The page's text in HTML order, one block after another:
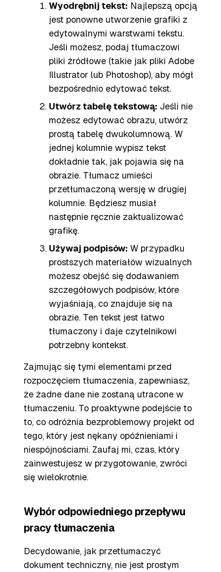
Wyodrębnij tekst: Najlepszą opcją
jest ponowne utworzenie grafiki z
edytowalnymi warstwami tekstu.
Jeśli możesz, podaj tłumaczowi
pliki źródłowe (takie jak pliki Adobe
Illustrator lub Photoshop), aby mógł
bezpośrednio edytować tekst.
Utwórz tabelę tekstową: Jeśli nie
możesz edytować obrazu, utwórz
prostą tabelę dwukolumnową. W
jednej kolumnie wypisz tekst
dokładnie tak, jak pojawia się na
obrazie. Tłumacz umieści
przetłumaczoną wersję w drugiej
kolumnie. Będziesz musiał
następnie ręcznie zaktualizować
grafikę.
Używaj podpisów: W przypadku
prostszych materiałów wizualnych
możesz obejść się dodawaniem
szczegółowych podpisów, które
wyjaśniają, co znajduje się na
obrazie. Ten tekst jest łatwo
tłumaczony i daje czytelnikowi
potrzebny kontekst.
Zajmując się tymi elementami przed
rozpoczęciem tłumaczenia, zapewniasz,
że żadne dane nie zostaną utracone w
tłumaczeniu. To proaktywne podejście to
to, co odróżnia bezproblemowy projekt od
tego, który jest nękany opóźnieniami i
niespójnościami. Zaufaj mi, czas, który
zainwestujesz w przygotowanie, zwróci
się wielokrotnie.
Wybór odpowiedniego przepływu
pracy tłumaczenia
Decydowanie, jak przetłumaczyć
dokument techniczny, nie jest prostym